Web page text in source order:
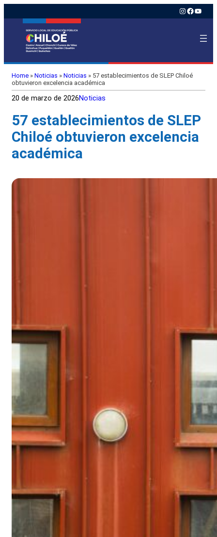
Instagram
Home » Noticias » Noticias » 57 establecimientos de SLEP Chiloé
obtuvieron excelencia académica
20 de marzo de 2026Noticias
57 establecimientos de SLEP
Chiloé obtuvieron excelencia
académica